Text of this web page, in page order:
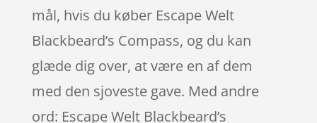
mål, hvis du køber Escape Welt
Blackbeard’s Compass, og du kan
glæde dig over, at være en af dem
med den sjoveste gave. Med andre
ord: Escape Welt Blackbeard’s